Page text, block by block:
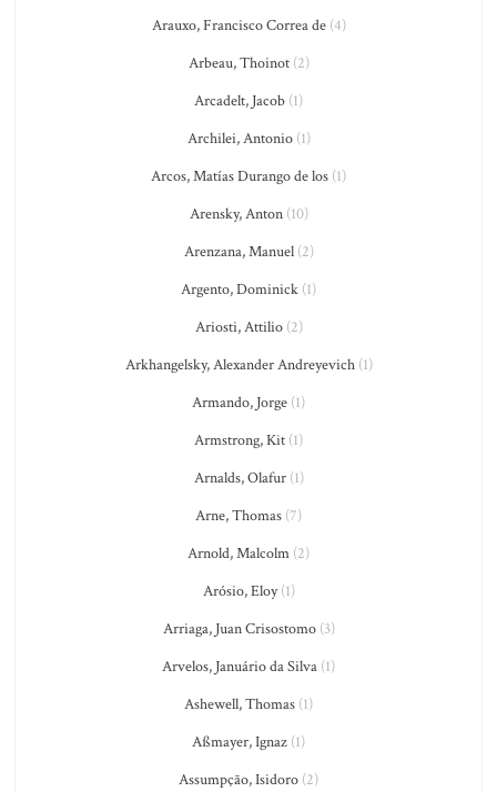
Arauxo, Francisco Correa de(4)
Arbeau, Thoinot(2)
Arcadelt, Jacob (1)
Archilei, Antonio(1)
Arcos, Matías Durango de los (1)
Arensky, Anton(10)
Arenzana, Manuel(2)
Argento, Dominick (1)
Ariosti, Attilio(2)
Arkhangelsky, Alexander Andreyevich(1)
Armando, Jorge (1)
Armstrong, Kit (1)
Arnalds, Olafur(1)
Arne, Thomas (7)
Arnold, Malcolm (2)
Arósio, Eloy(1)
Arriaga, Juan Crisostomo(3)
Arvelos, Januário da Silva (1)
Ashewell, Thomas (1)
Aßmayer, Ignaz (1)
Assumpção, Isidoro (2)